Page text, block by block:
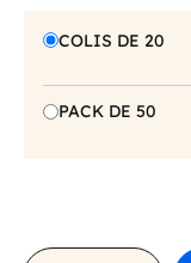
COLIS DE 20
PACK DE 50